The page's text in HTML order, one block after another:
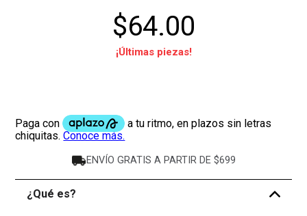
$64.00
¡Últimas piezas!
ENVÍO GRATIS A PARTIR DE $699
¿Qué es? -